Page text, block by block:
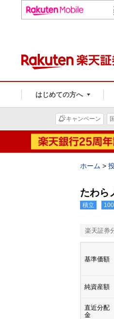
はじめての方へ
キャンペーン
ホーム >
たわら
積立
楽天証券
基準価額
純資産額
直近分配
金